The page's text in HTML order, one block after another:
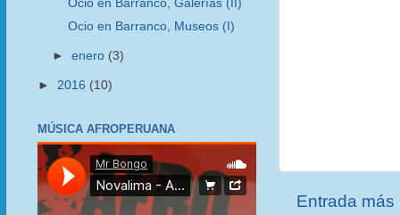
Entrada más
Ocio en Barranco, Galerías (II)
Ocio en Barranco, Museos (I)
►enero (3)
► 2016 (10)
MÚSICA AFROPERUANA